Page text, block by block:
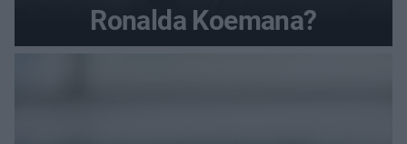
Ronalda Koemana?